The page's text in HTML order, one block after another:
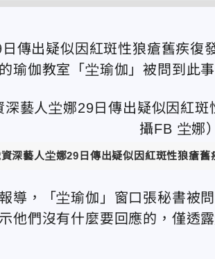
日傳出疑似因紅斑性狼瘡舊疾復
瑜伽教室「坣瑜伽」被問到此
深藝人坣娜29 日傳出疑似因紅斑性狼瘡舊
導，「坣瑜伽」窗口張秘書被
他們沒有什麼要回應的，僅透